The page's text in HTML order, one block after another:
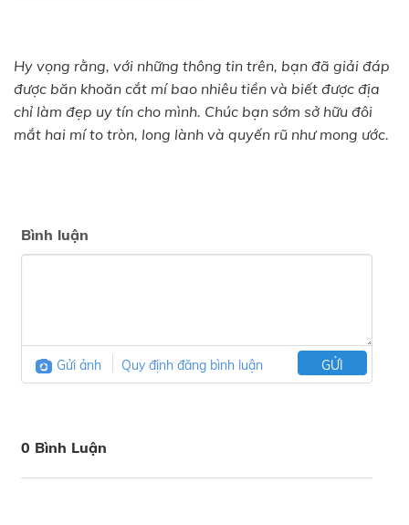
Hy vọng rằng, với những thông tin trên, bạn đã giải đáp
được băn khoăn cắt mí bao nhiêu tiền và biết được địa
chỉ làm đẹp uy tín cho mình. Chúc bạn sớm sở hữu đôi
mắt hai mí to tròn, long lành và quyến rũ như mong ước.
Bình luận
Gửi ảnh Quy định đăng bình luận GỬI
0 Bình Luận